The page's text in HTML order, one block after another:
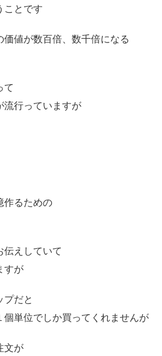
ことです
値が数百倍、数千倍になる
て
流行っていますが
作るための
伝えしていて
すが
プだと
個単位でしか買ってくれませんが
文が